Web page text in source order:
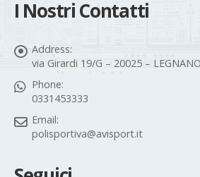
I Nostri Contatti
Address:
Phone:
Email: